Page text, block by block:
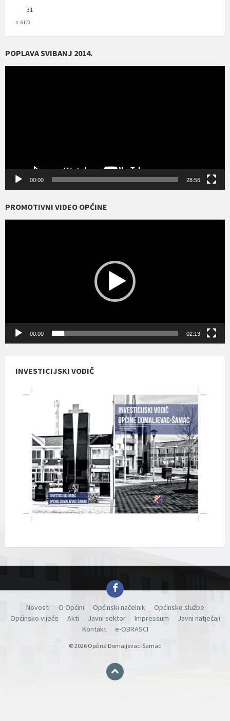
31
« srp
POPLAVA SVIBANJ 2014.
00:00 28:56
PROMOTIVNI VIDEO OPĆINE
00:00 02:13
INVESTICIJSKI VODIČ
Facebook
Novosti O Općini Općinski načelnik
Općinske službe
Općinsko vijeće
Akti Javni sektor Impressum
Javni natječaji
Kontakt
e-OBRASCI
© 2026 Općina Domaljevac-Šamac